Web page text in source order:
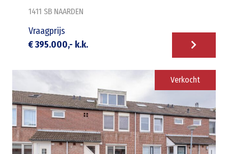
1411 SB NAARDEN
Vraagprijs
€ 395.000,- k.k.
Verkocht